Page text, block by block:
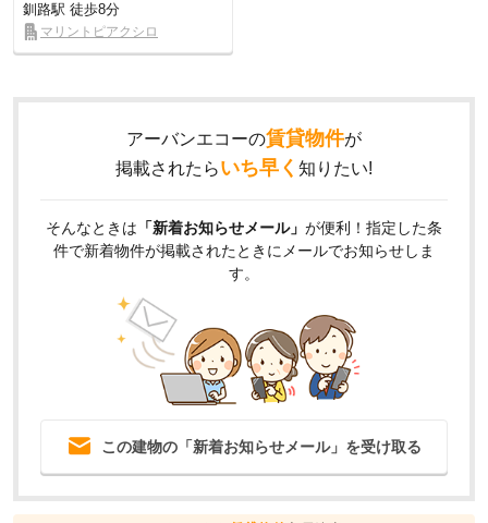
釧路駅 徒歩8分
マリントピアクシロ
アーバンエコーの賃貸物件が
掲載されたらいち早く 知りたい!
そんなときは 「新着お知らせメール」 が便利！指定した条
件で新着物件が掲載されたときにメールでお知らせしま
す。
この建物の「新着お知らせメール」を受け取る